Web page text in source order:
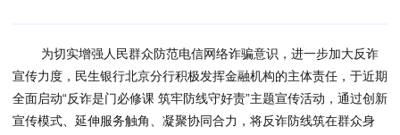
为切实增强人民群众防范电信网络诈骗意识，进一步加大反诈
宣传力度，民生银行北京分行积极发挥金融机构的主体责任，于近期
全面启动“反诈是门必修课 筑牢防线守好责”主题宣传活动，通过创新
宣传模式、延伸服务触角、凝聚协同合力，将反诈防线筑在群众身